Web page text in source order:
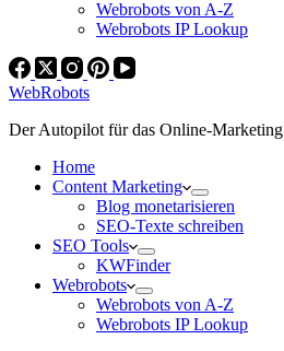
Webrobots von A-Z
Webrobots IP Lookup
WebRobots
Der Autopilot für das Online-Marketing
Home
Content Marketing
Blog monetarisieren
SEO-Texte schreiben
SEO Tools
KWFinder
Webrobots
Webrobots von A-Z
Webrobots IP Lookup